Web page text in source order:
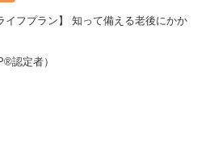
イフプラン】 知って備える老後にかか
認定者）